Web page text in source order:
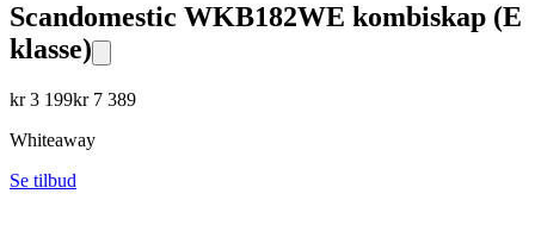
Scandomestic WKB182WE kombiskap (E
klasse)
kr3 199kr 7 389
Whiteaway
Se tilbud